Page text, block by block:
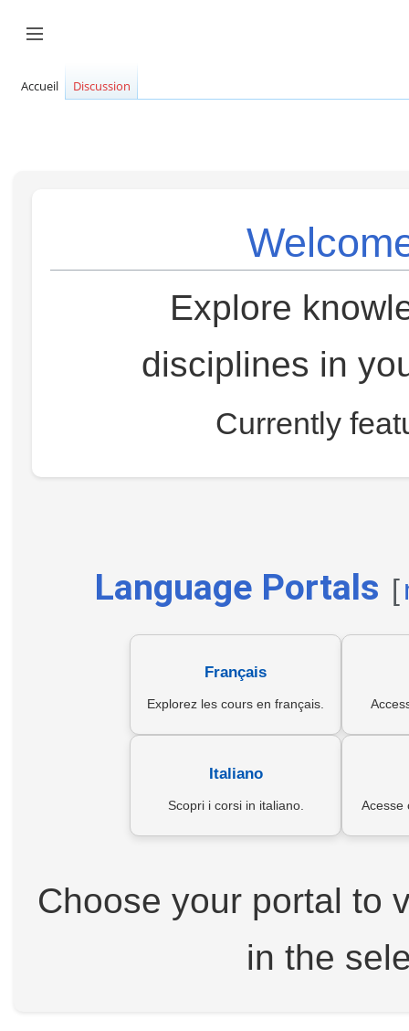
au Afficher / masquer la barre latérale
Accueil Discussion
Explore
disciplines in
Currently
Language Portals [
Français
Explorez les cours en français.
Italiano
Scopri i corsi in italiano. Acesse
Choose your portal to
in the